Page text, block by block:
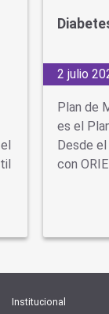
2 julio
Plan de
es el
Desde
con
Institucional